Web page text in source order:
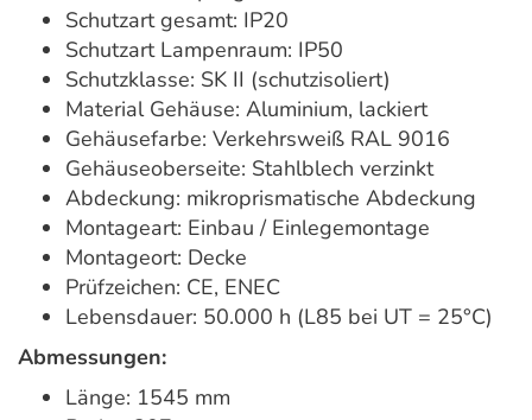
Schutzart gesamt: IP20
Schutzart Lampenraum: IP50
Schutzklasse: SK II (schutzisoliert)
Material Gehäuse: Aluminium, lackiert
Gehäusefarbe: Verkehrsweiß RAL 9016
Gehäuseoberseite: Stahlblech verzinkt
Abdeckung: mikroprismatische Abdeckung
Montageart: Einbau / Einlegemontage
Montageort: Decke
Prüfzeichen: CE, ENEC
Lebensdauer: 50.000 h (L85 bei UT = 25°C)
Abmessungen:
Länge: 1545 mm